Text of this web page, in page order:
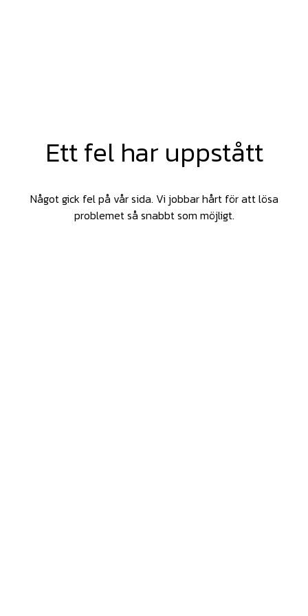
Ett fel har uppstått
Något gick fel på vår sida. Vi jobbar hårt för att lösa
problemet så snabbt som möjligt.